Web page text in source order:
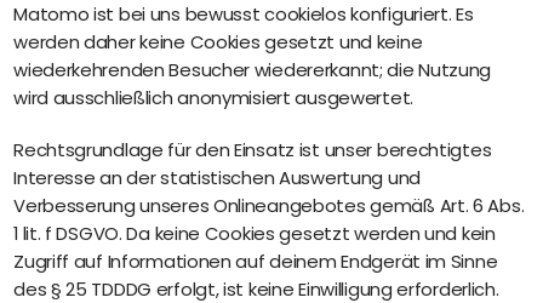
Matomo ist bei uns bewusst cookielos konfiguriert. Es
werden daher keine Cookies gesetzt und keine
wiederkehrenden Besucher wiedererkannt; die Nutzung
wird ausschließlich anonymisiert ausgewertet.
Rechtsgrundlage für den Einsatz ist unser berechtigtes
Interesse an der statistischen Auswertung und
Verbesserung unseres Onlineangebotes gemäß Art. 6 Abs.
1 lit. f DSGVO. Da keine Cookies gesetzt werden und kein
Zugriff auf Informationen auf deinem Endgerät im Sinne
des § 25 TDDDG erfolgt, ist keine Einwilligung erforderlich.